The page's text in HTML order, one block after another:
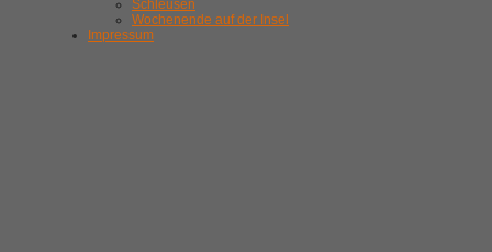
Schleusen
Wochenende auf der Insel
Impressum